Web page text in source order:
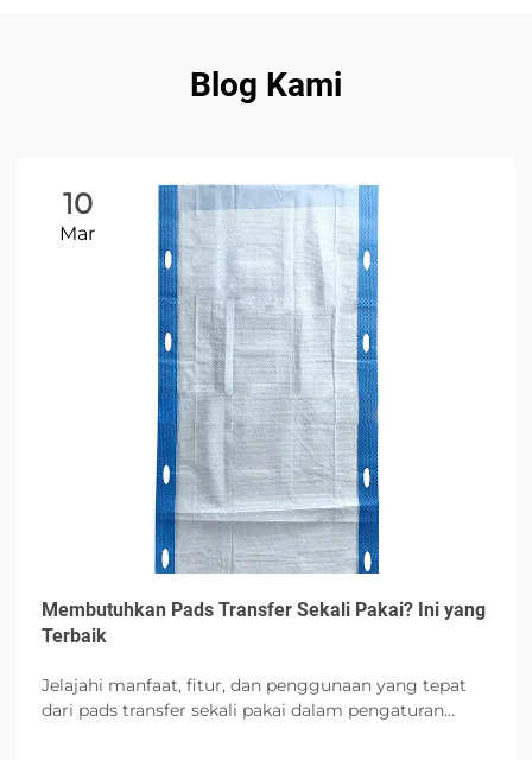
Blog Kami
10
Mar
Membutuhkan Pads Transfer Sekali Pakai? Ini yang
Terbaik
Jelajahi manfaat, fitur, dan penggunaan yang tepat
dari pads transfer sekali pakai dalam pengaturan